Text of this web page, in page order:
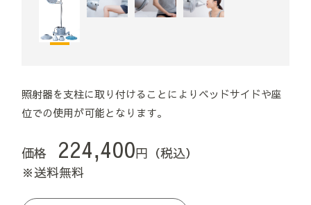
照射器を支柱に取り付けることによりベッドサイドや座
位での使用が可能となります。
価格 224,400円（税込）
※送料無料